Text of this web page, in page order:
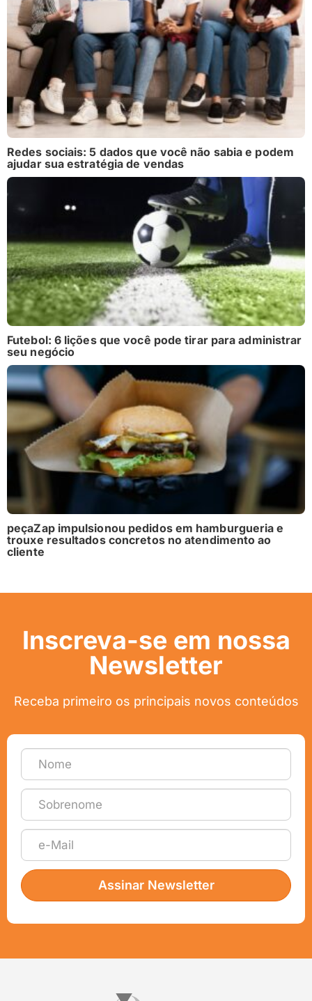
Redes sociais: 5 dados que você não sabia e podem
ajudar sua estratégia de vendas
Futebol: 6 lições que você pode tirar para administrar
seu negócio
peçaZap impulsionou pedidos em hamburgueria e
trouxe resultados concretos no atendimento ao
cliente
Inscreva-se em nossa
Newsletter
Receba primeiro os principais novos conteúdos
Assinar Newsletter